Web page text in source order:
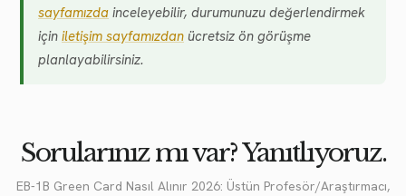
sayfamızda inceleyebilir, durumunuzu değerlendirmek
için iletişim sayfamızdan ücretsiz ön görüşme
planlayabilirsiniz.
Sorularınız mı var? Yanıtlıyoruz.
EB-1B Green Card Nasıl Alınır 2026: Üstün Profesör/Araştırmacı,